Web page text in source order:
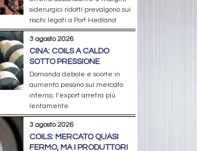
siderurgici ridotti prevalgono sui
rischi legati a Port Hedland
3 agosto 2026
CINA: COILS A CALDO
SOTTO PRESSIONE
Domanda debole e scorte in
aumento pesano sul mercato
interno; l’export arretra più
lentamente
3 agosto 2026
COILS: MERCATO QUASI
FERMO, MA I PRODUTTORI